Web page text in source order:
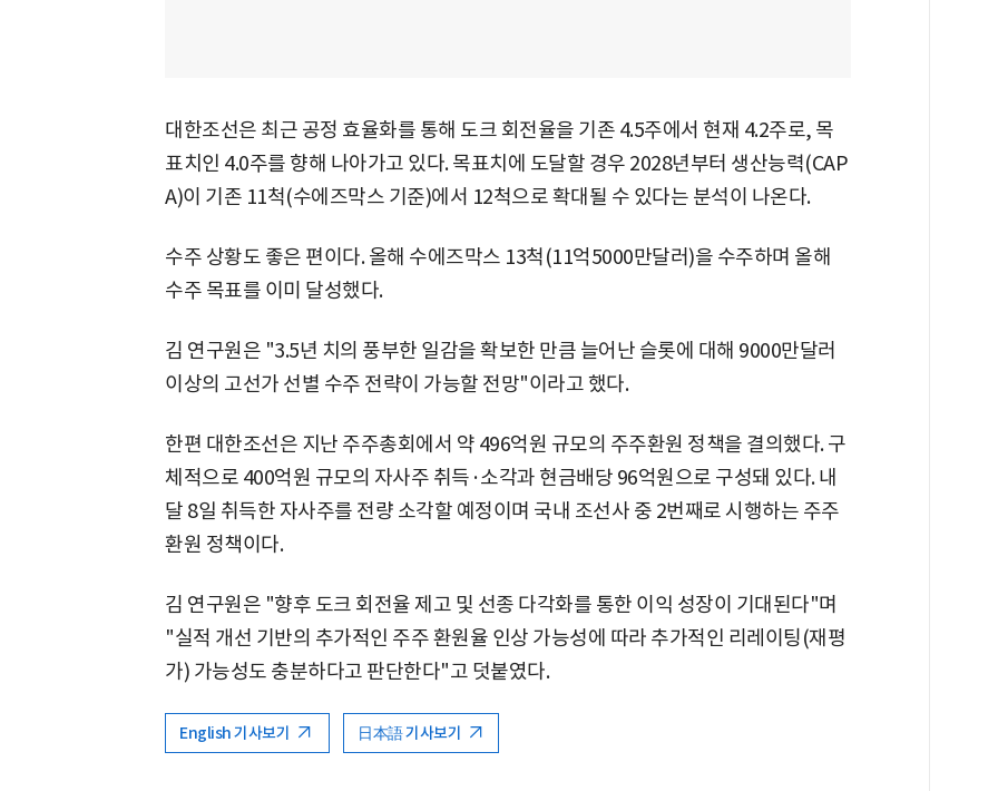
대한조선은 최근 공정 효율화를 통해 도크 회전율을 기존 4.5주에서 현재 4.2주로, 목
표치인 4.0주를 향해 나아가고 있다. 목표치에 도달할 경우 2028년부터 생산능력(CAP
A)이 기존 11척(수에즈막스 기준)에서 12척으로 확대될 수 있다는 분석이 나온다.
수주 상황도 좋은 편이다. 올해 수에즈막스 13척(11억5000만달러)을 수주하며 올해
수주 목표를 이미 달성했다.
김 연구원은 "3.5년 치의 풍부한 일감을 확보한 만큼 늘어난 슬롯에 대해 9000만달러
이상의 고선가 선별 수주 전략이 가능할 전망"이라고 했다.
한편 대한조선은 지난 주주총회에서 약 496억원 규모의 주주환원 정책을 결의했다. 구
체적으로 400억원 규모의 자사주 취득·소각과 현금배당 96억원으로 구성돼 있다. 내
달 8일 취득한 자사주를 전량 소각할 예정이며 국내 조선사 중 2번째로 시행하는 주주
환원 정책이다.
김 연구원은 "향후 도크 회전율 제고 및 선종 다각화를 통한 이익 성장이 기대된다"며
"실적 개선 기반의 추가적인 주주 환원율 인상 가능성에 따라 추가적인 리레이팅(재평
가) 가능성도 충분하다고 판단한다"고 덧붙였다.
English 기사보기 日本語 기사보기